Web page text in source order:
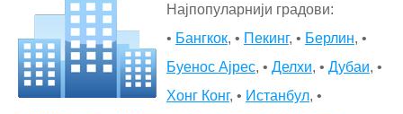
Најпопуларнији градови:
• Бангкок, • Пекинг, • Берлин, •
Буенос Ајрес, • Делхи, • Дубаи, •
Хонг Конг, • Истанбул, •